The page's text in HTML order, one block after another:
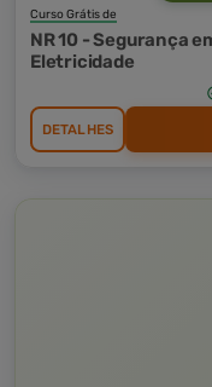
Curso Grátis de
NR 10 - Segurança
Eletricidade
DETALHES